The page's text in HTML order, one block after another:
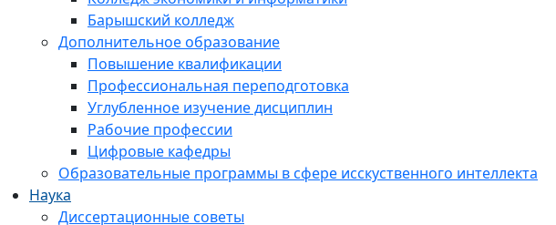
Барышский колледж
Дополнительное образование
Повышение квалификации
Профессиональная переподготовка
Углубленное изучение дисциплин
Рабочие профессии
Цифровые кафедры
Образовательные программы в сфере исскуственного интеллекта
Наука
Диссертационные советы